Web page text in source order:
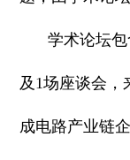
学术论坛
及1场座谈会，
成电路产业链